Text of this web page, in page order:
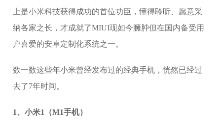
上是小米科技获得成功的首位功臣，懂得聆听、愿意采
纳各家之长，才成就了MIUI现如今臃肿但在国内备受用
户喜爱的安卓定制化系统之一。
数一数这些年小米曾经发布过的经典手机，恍然已经过
去了7年时间。
1、小米1（M1手机）